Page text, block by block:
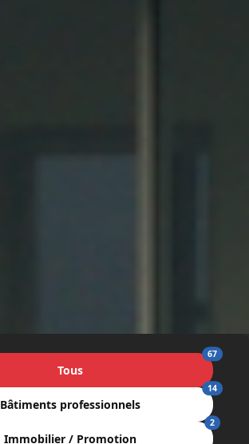
Tous
67
Bâtiments professionnels
14
Immobilier / Promotion
2